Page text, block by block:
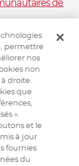
de
Édouard
animale
permettre
nos
non
droite.
que
».
et le
à jour
fournies
du